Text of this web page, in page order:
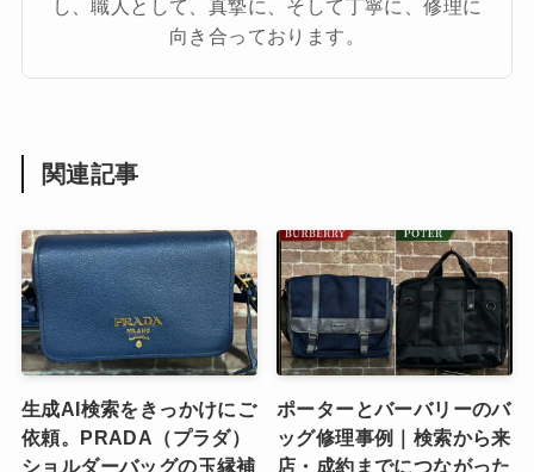
し、職人として、真摯に、そして丁寧に、修理に
向き合っております。
関連記事
生成AI検索をきっかけにご
依頼。PRADA（プラダ）
ショルダーバッグの玉縁補
ポーターとバーバリーのバ
ッグ修理事例｜検索から来
店・成約までにつながった